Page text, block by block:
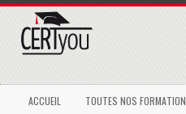
ACCUEIL TOUTES NOS